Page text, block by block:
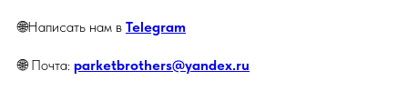
🌐Написать нам в Telegram
🌐 Почта: parketbrothers@yandex.ru